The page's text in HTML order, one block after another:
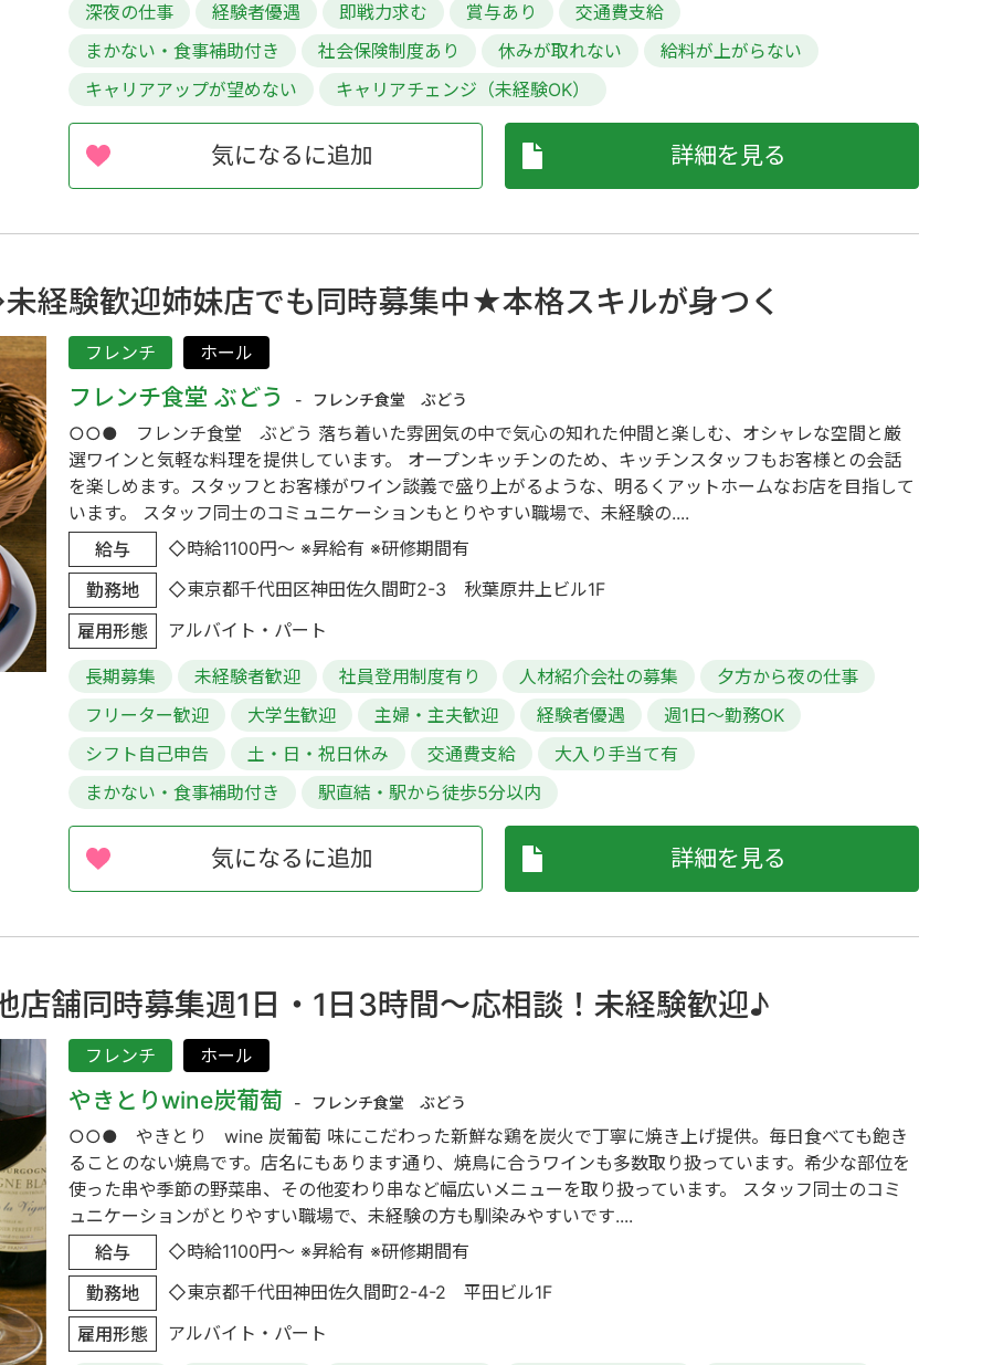
深夜の仕事
経験者優遇 即戦力求む 賞与あり
交通費支給
まかない・食事補助付き
社会保険制度あり 休みが取れない
給料が上がらない
キャリアアップが望めない
キャリアチェンジ（未経験OK）
気になるに追加 詳細を見る
経験歓迎姉妹店でも同時募集中★本格スキルが身つく
フレンチ ホール
フレンチ食堂 ぶどう フレンチ食堂 ぶどう
○○● フレンチ食堂 ぶどう 落ち着いた雰囲気の中で気心の知れた仲間と楽しむ、オシャレな空間と厳
選ワインと気軽な料理を提供しています。 オープンキッチンのため、キッチンスタッフもお客様との会話
を楽しめます。スタッフとお客様がワイン談義で盛り上がるような、明るくアットホームなお店を目指して
います。 スタッフ同士のコミュニケーションもとりやすい職場で、未経験の....
給与
◇時給1100円～ ※昇給有 ※研修期間有
勤務地
◇東京都千代田区神田佐久間町2-3 秋葉原井上ビル1F
雇用形態
アルバイト・パート
長期募集 未経験者歓迎 社員登用制度有り 人材紹介会社の募集
夕方から夜の仕事
フリーター歓迎
大学生歓迎 主婦・主夫歓迎 経験者優遇
週1日～勤務OK
シフト自己申告
土・日・祝日休み 交通費支給
大入り手当て有
まかない・食事補助付き
駅直結・駅から徒歩5分以内
気になるに追加 詳細を見る
舗同時募集週1日・1日3時間～応相談！未経験歓迎♪
フレンチ ホール
やきとりwine炭葡萄 フレンチ食堂 ぶどう
○○● やきとり wine 炭葡萄 味にこだわった新鮮な鶏を炭火で丁寧に焼き上げ提供。毎日食べても飽き
ることのない焼鳥です。店名にもあります通り、焼鳥に合うワインも多数取り扱っています。希少な部位を
使った串や季節の野菜串、その他変わり串など幅広いメニューを取り扱っています。 スタッフ同士のコミ
ュニケーションがとりやすい職場で、未経験の方も馴染みやすいです....
給与
◇時給1100円～ ※昇給有 ※研修期間有
勤務地
◇東京都千代田神田佐久間町2-4-2 平田ビル1F
雇用形態
アルバイト・パート